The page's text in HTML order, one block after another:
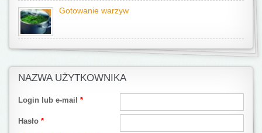
Gotowanie warzyw
NAZWA UŻYTKOWNIKA
Login lub e-mail *
Hasło *